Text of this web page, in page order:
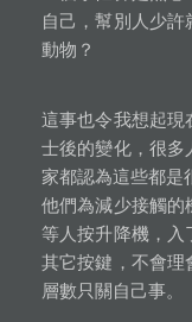
自己，幫別人少
動物？
這事也令我想起現
士後的變化，很多
家都認為這些都是
他們為減少接觸的
等人按升降機，入
其它按鍵，不會理
層數只關自己事。